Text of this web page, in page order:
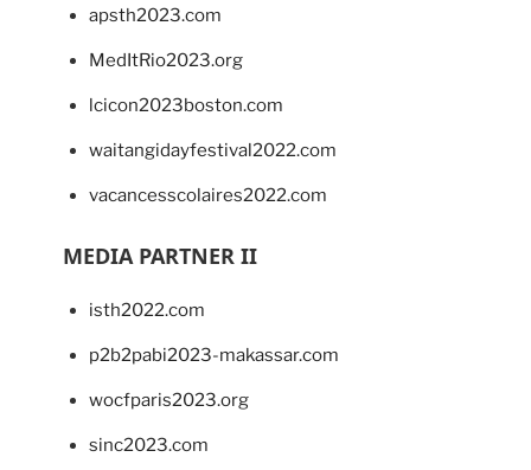
apsth2023.com
MedItRio2023.org
lcicon2023boston.com
waitangidayfestival2022.com
vacancesscolaires2022.com
MEDIA PARTNER II
isth2022.com
p2b2pabi2023-makassar.com
wocfparis2023.org
sinc2023.com